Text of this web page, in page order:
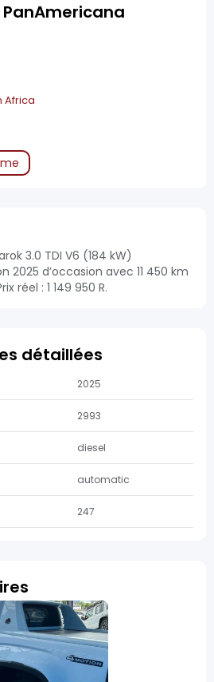
PanAmericana
Africa
3.0 TDI V6 (184 kW)
2025 d’occasion avec 11 450 km
réel : 1 149 950 R.
détaillées
2025
2993
diesel
automatic
247